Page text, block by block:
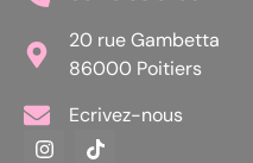
20 rue Gambetta
86000 Poitiers
Ecrivez-nous